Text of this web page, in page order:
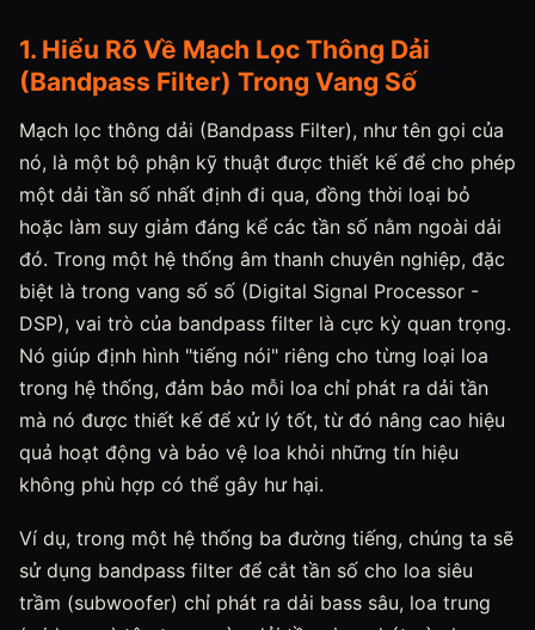
1. Hiểu Rõ Về Mạch Lọc Thông Dải
(Bandpass Filter) Trong Vang Số
Mạch lọc thông dải (Bandpass Filter), như tên gọi của
nó, là một bộ phận kỹ thuật được thiết kế để cho phép
một dải tần số nhất định đi qua, đồng thời loại bỏ
hoặc làm suy giảm đáng kể các tần số nằm ngoài dải
đó. Trong một hệ thống âm thanh chuyên nghiệp, đặc
biệt là trong vang số số (Digital Signal Processor -
DSP), vai trò của bandpass filter là cực kỳ quan trọng.
Nó giúp định hình "tiếng nói" riêng cho từng loại loa
trong hệ thống, đảm bảo mỗi loa chỉ phát ra dải tần
mà nó được thiết kế để xử lý tốt, từ đó nâng cao hiệu
quả hoạt động và bảo vệ loa khỏi những tín hiệu
không phù hợp có thể gây hư hại.
Ví dụ, trong một hệ thống ba đường tiếng, chúng ta sẽ
sử dụng bandpass filter để cắt tần số cho loa siêu
trầm (subwoofer) chỉ phát ra dải bass sâu, loa trung